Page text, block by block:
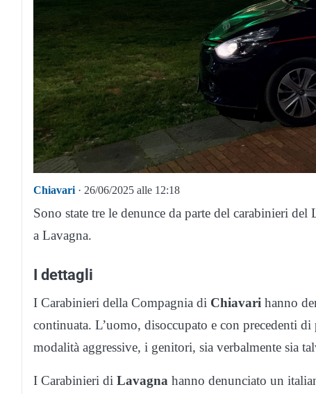
Chiavari · 26/06/2025 alle 12:18
Sono state tre le denunce da parte del carabinieri
a Lavagna.
I dettagli
I Carabinieri della Compagnia di Chiavari hanno
continuata. L’uomo, disoccupato e con precedenti
modalità aggressive, i genitori, sia verbalmente sia
I Carabinieri di Lavagna hanno denunciato un